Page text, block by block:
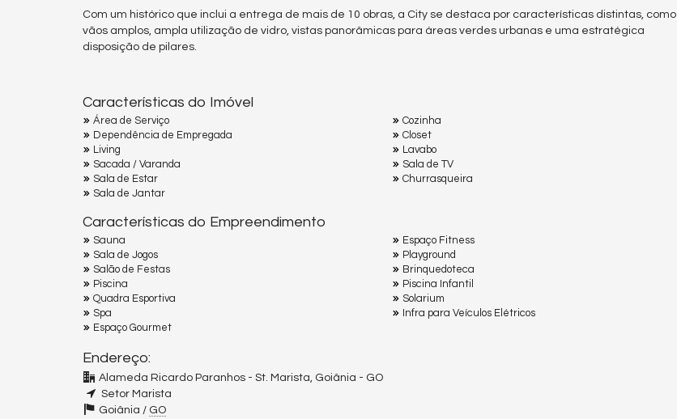
Com um histórico que inclui a entrega de mais de 10 obras, a City se destaca por características distintas, como
vãos amplos, ampla utilização de vidro, vistas panorâmicas para áreas verdes urbanas e uma estratégica
disposição de pilares.
Características do Imóvel
Área de Serviço
Dependência de Empregada
Living
Sacada / Varanda
Sala de Estar
Sala de Jantar
Cozinha
Closet
Lavabo
Sala de TV
Churrasqueira
Características do Empreendimento
Sauna
Sala de Jogos
Salão de Festas
Piscina
Quadra Esportiva
Spa
Espaço Gourmet
Espaço Fitness
Playground
Brinquedoteca
Piscina Infantil
Solarium
Infra para Veículos Elétricos
Endereço:
Alameda Ricardo Paranhos - St. Marista, Goiânia - GO
Setor Marista
Goiânia / GO